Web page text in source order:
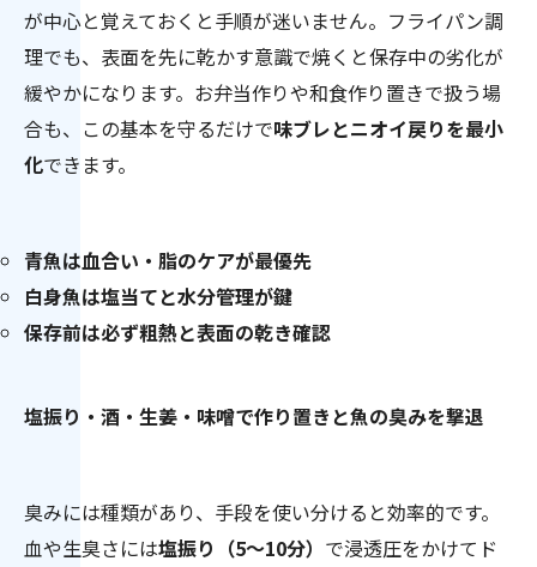
が中心と覚えておくと手順が迷いません。フライパン調
理でも、表面を先に乾かす意識で焼くと保存中の劣化が
緩やかになります。お弁当作りや和食作り置きで扱う場
合も、この基本を守るだけで味ブレとニオイ戻りを最小
化できます。
青魚は血合い・脂のケアが最優先
白身魚は塩当てと水分管理が鍵
保存前は必ず粗熱と表面の乾き確認
塩振り・酒・生姜・味噌で作り置きと魚の臭みを撃退
臭みには種類があり、手段を使い分けると効率的です。
血や生臭さには塩振り（5〜10分） で浸透圧をかけてド